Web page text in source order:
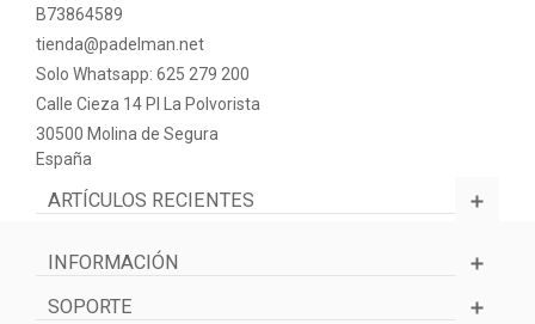
B73864589
tienda@padelman.net
Solo Whatsapp: 625 279 200
Calle Cieza 14 PI La Polvorista
30500 Molina de Segura
España
ARTÍCULOS RECIENTES
INFORMACIÓN
SOPORTE